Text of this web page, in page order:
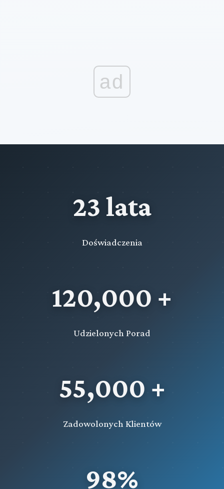
ad
23 lata
Doświadczenia
120,000 +
Udzielonych Porad
55,000 +
Zadowolonych Klientów
98%